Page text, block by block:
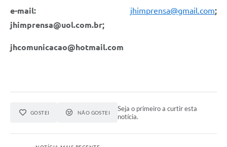
e-mail: jhimprensa@gmail.com;
jhimprensa@uol.com.br;
jhcomunicacao@hotmail.com
GOSTEI NÃO GOSTEI
Seja o primeiro a curtir esta
notícia.